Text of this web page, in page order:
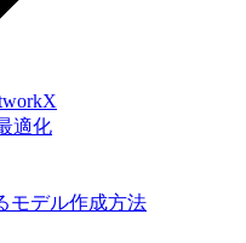
適化
モデル作成方法